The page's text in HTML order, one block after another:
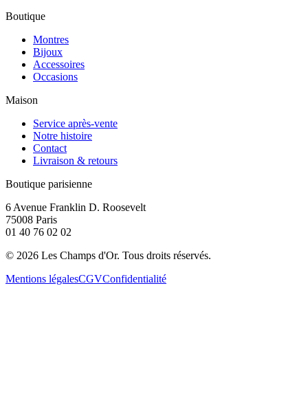
Boutique
Montres
Bijoux
Accessoires
Occasions
Maison
Service après-vente
Notre histoire
Contact
Livraison & retours
Boutique parisienne
6 Avenue Franklin D. Roosevelt
75008 Paris
01 40 76 02 02
© 2026 Les Champs d'Or. Tous droits réservés.
Mentions légalesCGVConfidentialité